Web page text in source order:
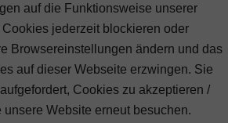
auf die Funktionsweise unserer
jederzeit blockieren oder
Browsereinstellungen ändern und das
auf dieser Webseite erzwingen. Sie
Cookies zu akzeptieren /
Website erneut besuchen.